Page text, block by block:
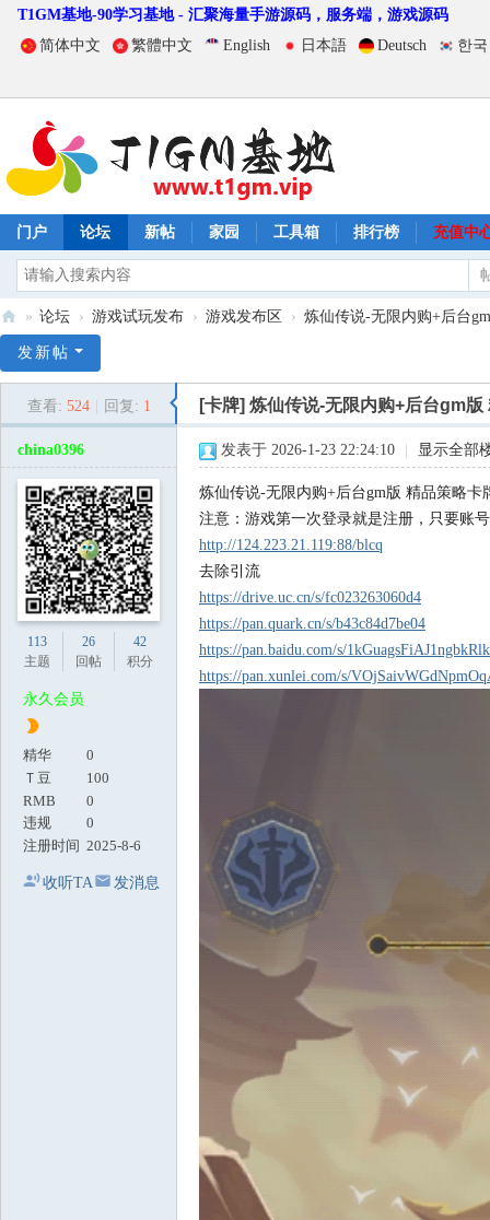
T1GM基地-90学习基地 - 汇聚海量手游源码，服务端，游戏源码
简体中文
繁體中文 English 日本語 Deutsch 한
门户 论坛 新帖 家园 工具箱 排行榜 充值中
1
» 论坛 › 游戏试玩发布 › 游戏发布区 › 炼仙传说-无限内购+后台
发新帖
查看: 524 回复: 1 [卡牌] 炼仙传说-无限内购+后台gm版
china0396
113
主题
26
回帖
42
积分
永久会员
精华
0
Ｔ豆
100
RMB
0
违规
0
注册时间 2025-8-6
收听TA 发消息
发表于 2026-1-23 22:24:10 显示全部
炼仙传说-无限内购+后台gm版 精品策略卡
注意：游戏第一次登录就是注册，只要账号
http://124.223.21.119:88/blcq
去除引流
https://drive.uc.cn/s/fc023263060d4
https://pan.quark.cn/s/b43c84d7be04
https://pan.baidu.com/s/
https://pan.xunlei.com/s/